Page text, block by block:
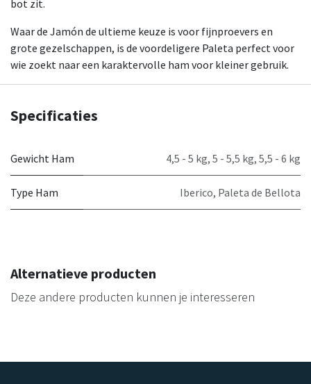
bot zit.
Waar de Jamón de ultieme keuze is voor fijnproevers en
grote gezelschappen, is de voordeligere Paleta perfect voor
wie zoekt naar een karaktervolle ham voor kleiner gebruik.
Specificaties
Gewicht Ham 4,5 - 5 kg, 5 - 5,5 kg, 5,5 - 6 kg
Type Ham Iberico, Paleta de Bellota
Alternatieve producten
Deze andere producten kunnen je interesseren